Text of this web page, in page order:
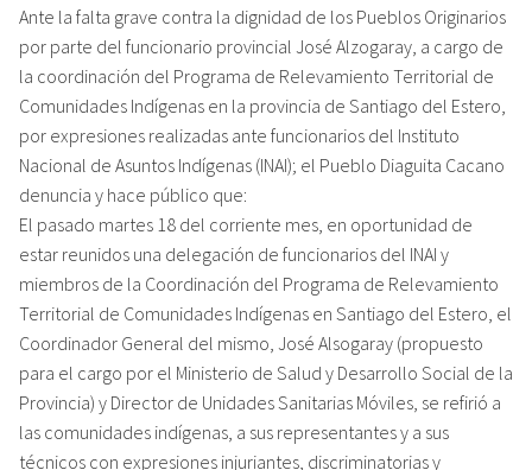
Ante la falta grave contra la dignidad de los Pueblos Originarios
por parte del funcionario provincial José Alzogaray, a cargo de
la coordinación del Programa de Relevamiento Territorial de
Comunidades Indígenas en la provincia de Santiago del Estero,
por expresiones realizadas ante funcionarios del Instituto
Nacional de Asuntos Indígenas (INAI); el Pueblo Diaguita Cacano
denuncia y hace público que:
El pasado martes 18 del corriente mes, en oportunidad de
estar reunidos una delegación de funcionarios del INAI y
miembros de la Coordinación del Programa de Relevamiento
Territorial de Comunidades Indígenas en Santiago del Estero, el
Coordinador General del mismo, José Alsogaray (propuesto
para el cargo por el Ministerio de Salud y Desarrollo Social de la
Provincia) y Director de Unidades Sanitarias Móviles, se refirió a
las comunidades indígenas, a sus representantes y a sus
técnicos con expresiones injuriantes, discriminatorias y